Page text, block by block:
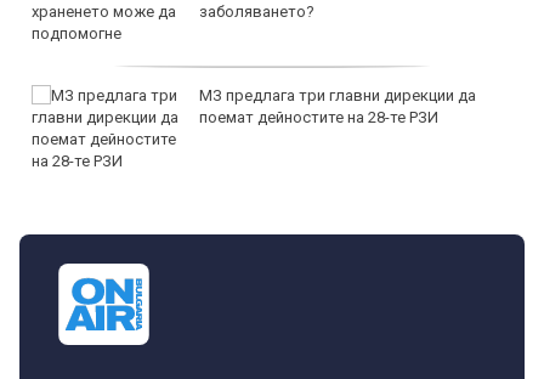
заболяването?
МЗ предлага три главни дирекции да
поемат дейностите на 28-те РЗИ